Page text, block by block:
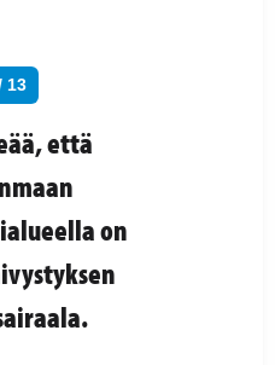
13
että
on